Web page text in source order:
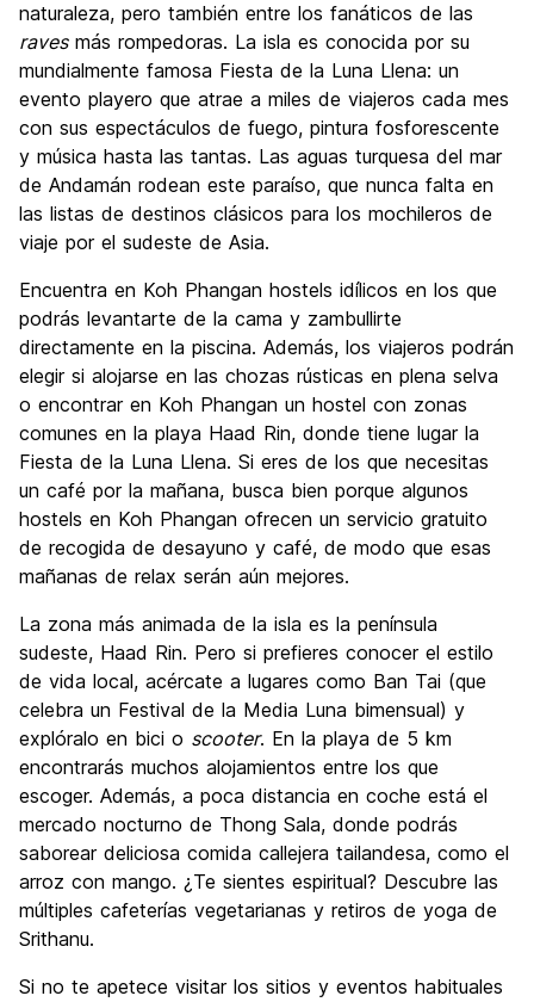
Calidad Precio
7.3
naturaleza, pero también entre los fanáticos de las
ravesmás rompedoras. La isla es conocida por su
mundialmente famosa Fiesta de la Luna Llena: un
evento playero que atrae a miles de viajeros cada mes
con sus espectáculos de fuego, pintura fosforescente
y música hasta las tantas. Las aguas turquesa del mar
de Andamán rodean este paraíso, que nunca falta en
las listas de destinos clásicos para los mochileros de
viaje por el sudeste de Asia.
Encuentra en Koh Phangan hostels idílicos en los que
podrás levantarte de la cama y zambullirte
directamente en la piscina. Además, los viajeros podrán
elegir si alojarse en las chozas rústicas en plena selva
o encontrar en Koh Phangan un hostel con zonas
comunes en la playa Haad Rin, donde tiene lugar la
Fiesta de la Luna Llena. Si eres de los que necesitas
un café por la mañana, busca bien porque algunos
hostels en Koh Phangan ofrecen un servicio gratuito
de recogida de desayuno y café, de modo que esas
mañanas de relax serán aún mejores.
La zona más animada de la isla es la península
sudeste, Haad Rin. Pero si prefieres conocer el estilo
de vida local, acércate a lugares como Ban Tai (que
celebra un Festival de la Media Luna bimensual) y
explóralo en bici o scooter. En la playa de 5 km
encontrarás muchos alojamientos entre los que
escoger. Además, a poca distancia en coche está el
mercado nocturno de Thong Sala, donde podrás
saborear deliciosa comida callejera tailandesa, como el
arroz con mango. ¿Te sientes espiritual? Descubre las
múltiples cafeterías vegetarianas y retiros de yoga de
Srithanu.
Si no te apetece visitar los sitios y eventos habituales